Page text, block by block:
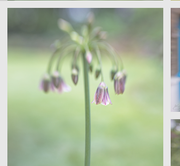
Offene Gärten – Wohngarten
Sanders – Velen